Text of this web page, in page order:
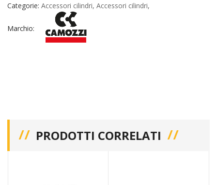
Categorie: Accessori cilindri, Accessori cilindri,
Marchio:
PRODOTTI CORRELATI